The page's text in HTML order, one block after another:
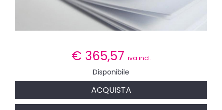
€ 365,57 iva incl.
Disponibile
ACQUISTA